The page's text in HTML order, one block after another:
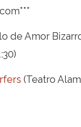
de Amor
(Teatro